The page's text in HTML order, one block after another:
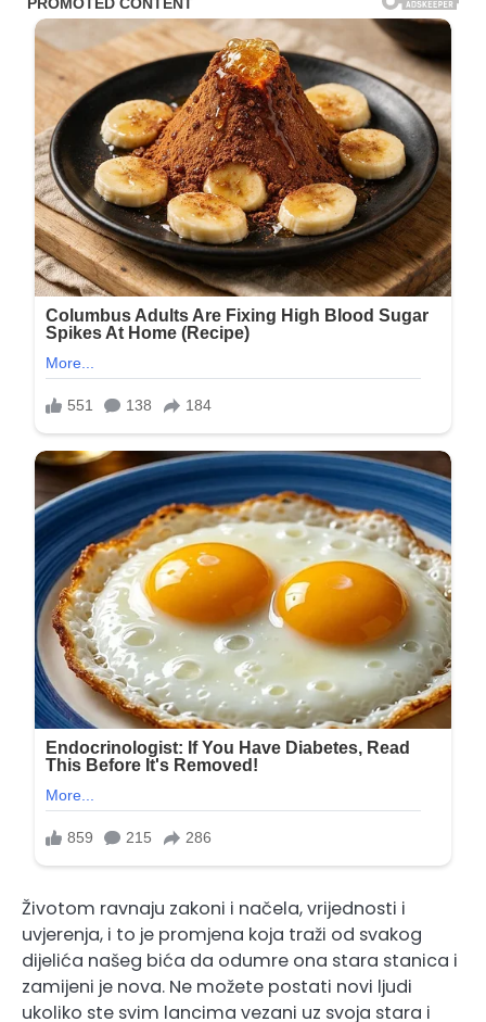
Životom ravnaju zakoni i načela, vrijednosti i
uvjerenja, i to je promjena koja traži od svakog
dijelića našeg bića da odumre ona stara stanica i
zamijeni je nova. Ne možete postati novi ljudi
ukoliko ste svim lancima vezani uz svoja stara i